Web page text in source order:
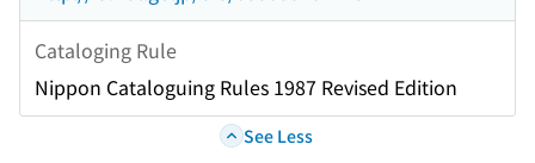
Cataloging Rule
Nippon Cataloguing Rules 1987 Revised Edition
See Less